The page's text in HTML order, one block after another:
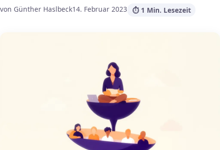
von Günther Haslbeck14. Februar 2023 ⏱ 1 Min. Lesezeit